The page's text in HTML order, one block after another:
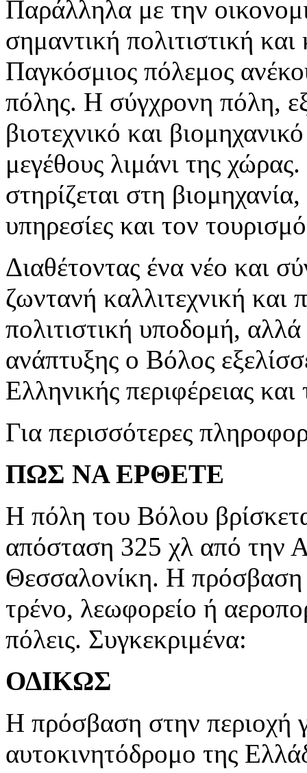
Παράλληλα με την
σημαντική πολιτιστική
Παγκόσμιος πόλεμος
πόλης. Η σύγχρονη πόλη,
βιοτεχνικό και
μεγέθους λιμάνι της
στηρίζεται στη
υπηρεσίες και τον
Διαθέτοντας ένα νέο και
ζωντανή καλλιτεχνική και
πολιτιστική υποδομή,
ανάπτυξης ο Βόλος
Ελληνικής περιφέρειας
Για περισσότερες
ΠΩΣ ΝΑ ΕΡΘΕΤΕ
Η πόλη του Βόλου
απόσταση 325 χλ από την
Θεσσαλονίκη. Η πρόσβαση
τρένο, λεωφορείο ή
πόλεις. Συγκεκριμένα:
ΟΔΙΚΩΣ
Η πρόσβαση στην περιοχή
αυτοκινητόδρομο της